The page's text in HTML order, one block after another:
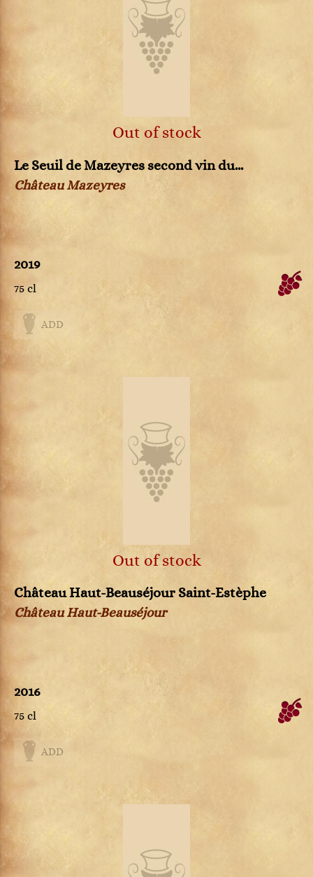
Out of stock
Le Seuil de Mazeyres second vin du...
Château Mazeyres
2019
75 cl
ADD
Out of stock
Château Haut-Beauséjour Saint-Estèphe
Château Haut-Beauséjour
2016
75 cl
ADD